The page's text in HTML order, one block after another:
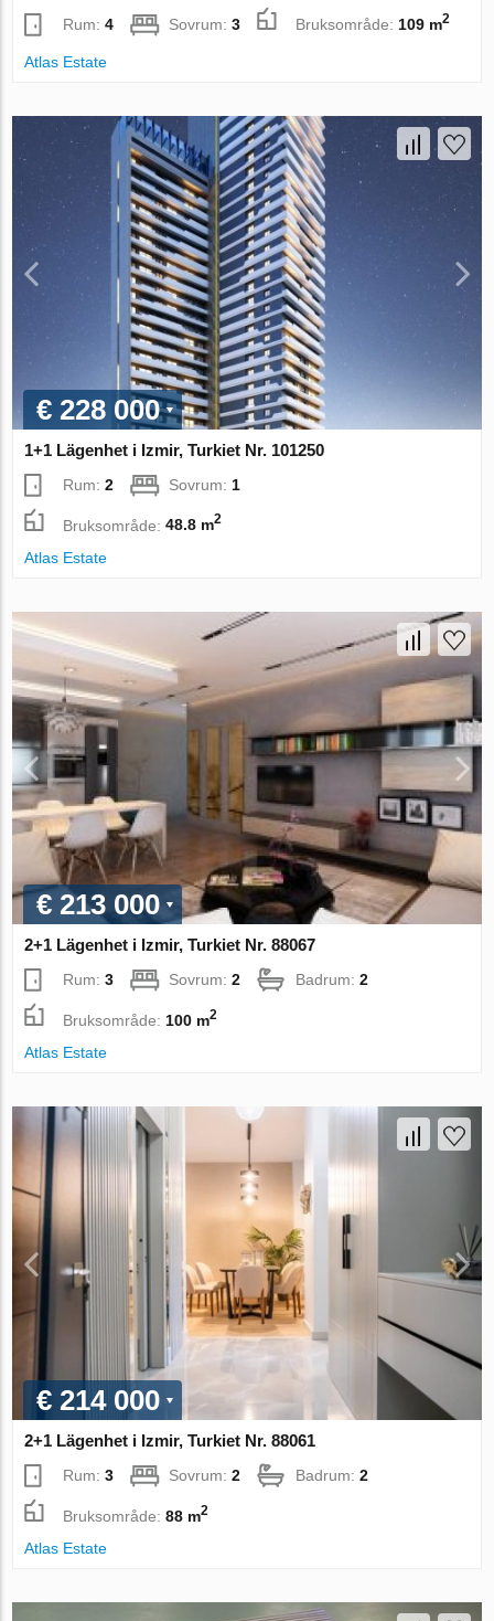
Rum:4 Sovrum:3 Bruksområde: 109 m2
Atlas Estate
€ 228 000
1+1 Lägenhet i Izmir, Turkiet Nr. 101250
Rum:2 Sovrum: 1
Bruksområde:48.8 m2
Atlas Estate
€ 213 000
2+1 Lägenhet i Izmir, Turkiet Nr. 88067
Rum:3 Sovrum:2 Badrum:2
Bruksområde: 100 m2
Atlas Estate
€ 214 000
2+1 Lägenhet i Izmir, Turkiet Nr. 88061
Rum:3 Sovrum:2 Badrum:2
Bruksområde:88 m2
Atlas Estate